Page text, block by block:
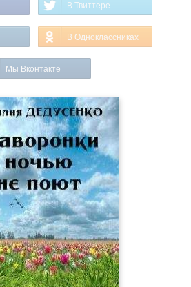
В Твиттере
В Одноклассниках
Мы Вконтакте